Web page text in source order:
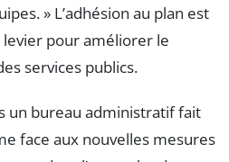
» L’adhésion au plan est
pour améliorer le
services publics.
un bureau administratif fait
face aux nouvelles mesures